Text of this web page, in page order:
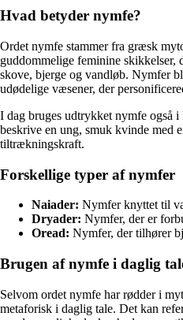
Hvad betyder nymfe?
Ordet nymfe stammer fra græsk
guddommelige feminine
skove, bjerge og vandløb. Nymfer
udødelige væsener, der
I dag bruges udtrykket nymfe også
beskrive en ung, smuk kvinde med
tiltrækningskraft.
Forskellige typer af nymfer
Naiader: Nymfer knyttet til
Dryader: Nymfer, der er
Oread: Nymfer, der tilhører
Brugen af nymfe i daglig
Selvom ordet nymfe har rødder i
metaforisk i daglig tale. Det kan